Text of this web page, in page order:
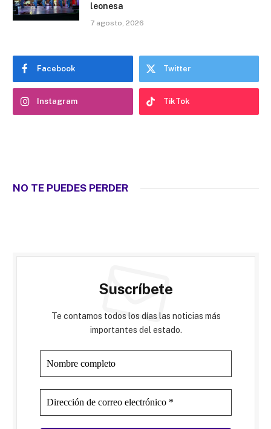
leonesa
7 agosto, 2026
Facebook Twitter
Instagram TikTok
NO TE PUEDES PERDER
Suscríbete
Te contamos todos los días las noticias más
importantes del estado.